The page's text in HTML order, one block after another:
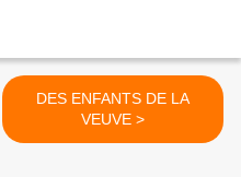
DES ENFANTS DE LA
VEUVE >